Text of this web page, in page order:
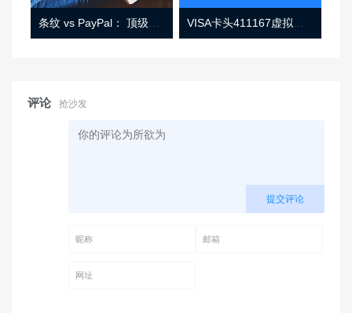
条纹 vs PayPal： 顶级功能， 定价 （和更多！ VISA卡头411167虚拟卡基础信息
评论 抢沙发
提交评论